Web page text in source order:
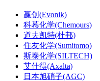
赢创(Evonik)
科慕化学(Chemours)
道夫凯特(杜邦)
住友化学(Sumitomo)
斯泰化学(SILTECH)
艾仕得(Axalta)
日本旭硝子(AGC)